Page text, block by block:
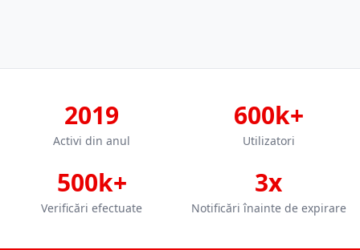
2019
Activi din anul
600k+
Utilizatori
500k+
Verificări efectuate
3x
Notificări înainte de expirare